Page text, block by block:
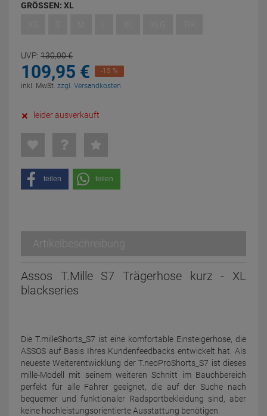
GRÖSSEN: XL
UVP: 130,00€
109,95 €
-15 %
inkl. MwSt. zzgl. Versandkosten
leider ausverkauft
teilen teilen
Artikelbeschreibung
Assos T.Mille S7 Trägerhose kurz - XL
blackseries
Die T.milleShorts_S7 ist eine komfortable Einsteigerhose, die
ASSOS auf Basis Ihres Kundenfeedbacks entwickelt hat. Als
neueste Weiterentwicklung der T.neoProShorts_S7 ist dieses
mille-Modell mit seinem weiteren Schnitt im Bauchbereich
perfekt für alle Fahrer geeignet, die auf der Suche nach
bequemer und funktionaler Radsportbekleidung sind, aber
keine hochleistungsorientierte Ausstattung benötigen.